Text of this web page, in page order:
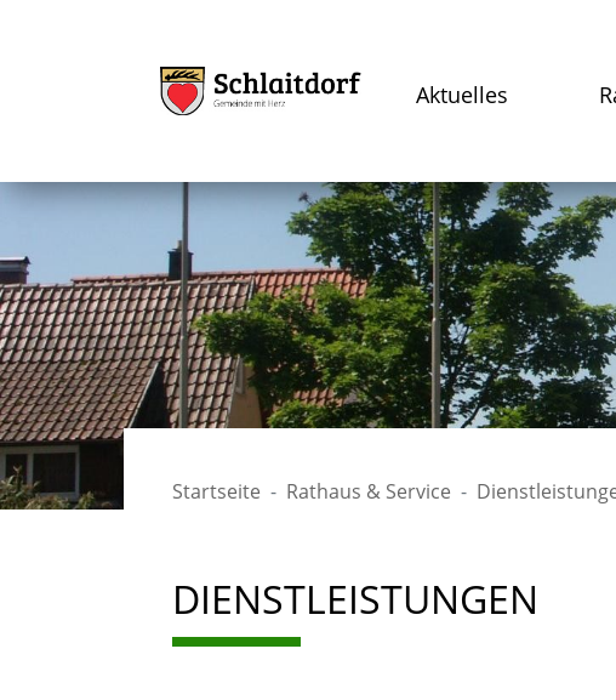
Aktuelles
Startseite Rathaus & Service
DIENSTLEISTUNGEN